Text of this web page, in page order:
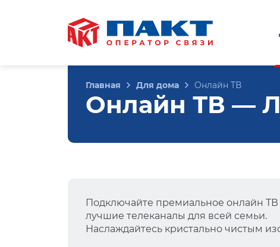
Главная Для дома Онлайн ТВ
Онлайн ТВ —
Подключайте премиальное онлайн ТВ
лучшие телеканалы для всей семьи.
Наслаждайтесь кристально чистым